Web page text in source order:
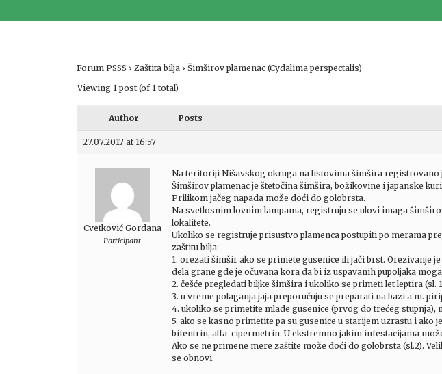
Forum PSSS › Zaštita bilja › Šimširov plamenac (Cydalima perspectalis)
Viewing 1 post (of 1 total)
Author Posts
27.07.2017 at 16:57
Cvetković Gordana
Participant
Na teritoriji Nišavskog okruga na listovima šimšira registrovano
Šimširov plamenac je štetočina šimšira, božikovine i japanske
Prilikom jačeg napada može doći do golobrsta.
Na svetlosnim lovnim lampama, registruju se ulovi imaga
lokalitete.
Ukoliko se registruje prisustvo plamenca postupiti po merama
zaštitu bilja:
1. orezati šimšir ako se primete gusenice ili jači brst. Orezivanje
dela grane gde je očuvana kora da bi iz uspavanih pupoljaka
2. češće pregledati biljke šimšira i ukoliko se primeti let leptira (sl.
3. u vreme polaganja jaja preporučuju se preparati na bazi a.m.
4. ukoliko se primetite mlade gusenice (prvog do trećeg
5. ako se kasno primetite pa su gusenice u starijem uzrastu i
bifentrin, alfa-cipermetrin. U ekstremno jakim infestacijama
Ako se ne primene mere zaštite može doći do golobrsta (sl.2).
se obnovi.